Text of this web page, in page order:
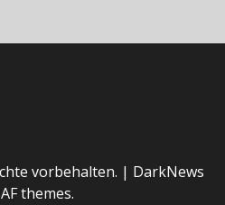
vorbehalten. | DarkNews
themes.